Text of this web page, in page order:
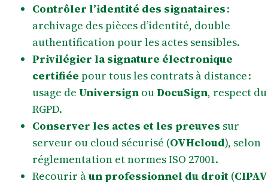
Contrôler l’identité des signataires:
archivage des pièces d’identité, double
authentification pour les actes sensibles.
Privilégier la signature électronique
certifiée pour tous les contrats à distance :
usage de Universign ouDocuSign, respect du
RGPD.
Conserver les actes et les preuves sur
serveur ou cloud sécurisé (OVHcloud), selon
réglementation et normes ISO 27001.
Recourir àun professionnel du droit (CIPAV